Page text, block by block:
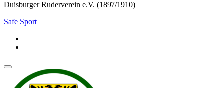
Duisburger Ruderverein e.V. (1897/1910)
Safe Sport
Navigationsmenü